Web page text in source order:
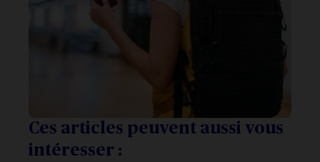
Ces articles peuvent aussi vous
intéresser :